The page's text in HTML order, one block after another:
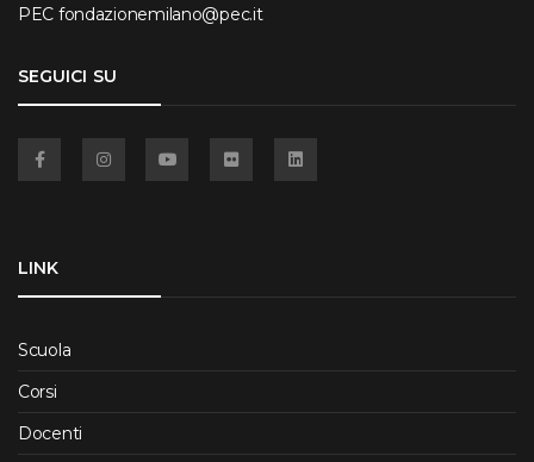
PEC fondazionemilano@pec.it
SEGUICI SU
LINK
Scuola
Corsi
Docenti